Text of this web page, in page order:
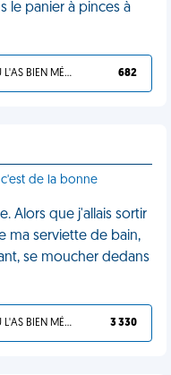
le panier à pinces à
TU L'AS BIEN MÉRITÉ 682
de la bonne
Alors que j'allais sortir
ma serviette de bain,
se moucher dedans
TU L'AS BIEN MÉRITÉ 3 330